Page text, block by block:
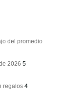
del promedio
2026 5
regalos 4